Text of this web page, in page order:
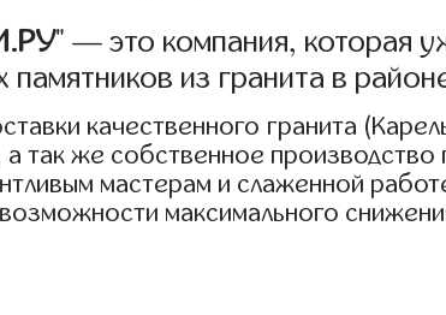
" — это компания, которая
памятников из гранита в
качественного гранита
а так же собственное
мастерам и слаженной
возможности максимального